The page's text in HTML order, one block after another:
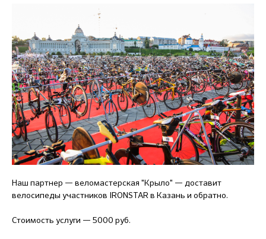
Наш партнер — веломастерская "Крыло" — доставит
велосипеды участников IRONSTAR в Казань и обратно.
Стоимость услуги — 5000 руб.